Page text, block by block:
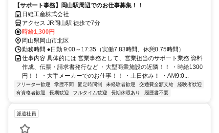
【サポート事務】岡山駅周辺でのお仕事募集！！
日総工産株式会社
アクセス JR岡山駅 徒歩で7分
時給1,300円
岡山県岡山市北区
勤務時間 ●日勤 9:00～17:35（実働7.83時間、休憩0.75時間）
仕事内容 具体的には 営業事務として、営業担当のサポート業務 資料
作成、伝票・請求書発行など ・大型商業施設の近隣！！ ・時給1300
円！！ ・大手メーカーでのお仕事！！ ・土日休み！ ・AM9:0...
フリーター歓迎 学歴不問 固定時間制 未経験者歓迎 交通費全額支給
経験者歓迎
有資格者歓迎
長期歓迎 フルタイム歓迎 長期休暇あり 履歴書不要
派遣社員